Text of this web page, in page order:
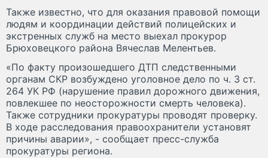
Также известно, что для оказания правовой помощи
людям и координации действий полицейских и
экстренных служб на место выехал прокурор
Брюховецкого района Вячеслав Мелентьев.
«По факту произошедшего ДТП следственными
органам СКР возбуждено уголовное дело по ч. 3 ст.
264 УК РФ (нарушение правил дорожного движения,
повлекшее по неосторожности смерть человека).
Также сотрудники прокуратуры проводят проверку.
В ходе расследования правоохранители установят
причины аварии», - сообщает пресс-служба
прокуратуры региона.